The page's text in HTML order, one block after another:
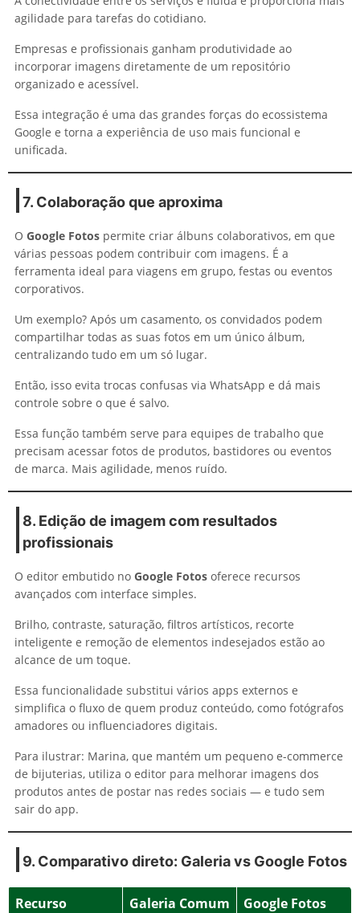
agilidade para tarefas do cotidiano.
Empresas e profissionais ganham produtividade ao
incorporar imagens diretamente de um repositório
organizado e acessível.
Essa integração é uma das grandes forças do ecossistema
Google e torna a experiência de uso mais funcional e
unificada.
7. Colaboração que aproxima
O Google Fotos permite criar álbuns colaborativos, em que
várias pessoas podem contribuir com imagens. É a
ferramenta ideal para viagens em grupo, festas ou eventos
corporativos.
Um exemplo? Após um casamento, os convidados podem
compartilhar todas as suas fotos em um único álbum,
centralizando tudo em um só lugar.
Então, isso evita trocas confusas via WhatsApp e dá mais
controle sobre o que é salvo.
Essa função também serve para equipes de trabalho que
precisam acessar fotos de produtos, bastidores ou eventos
de marca. Mais agilidade, menos ruído.
8. Edição de imagem com resultados
profissionais
O editor embutido no Google Fotos oferece recursos
avançados com interface simples.
Brilho, contraste, saturação, filtros artísticos, recorte
inteligente e remoção de elementos indesejados estão ao
alcance de um toque.
Essa funcionalidade substitui vários apps externos e
simplifica o fluxo de quem produz conteúdo, como fotógrafos
amadores ou influenciadores digitais.
Para ilustrar: Marina, que mantém um pequeno e-commerce
de bijuterias, utiliza o editor para melhorar imagens dos
produtos antes de postar nas redes sociais — e tudo sem
sair do app.
9. Comparativo direto: Galeria vs Google Fotos
Recurso Galeria Comum
Google Fotos